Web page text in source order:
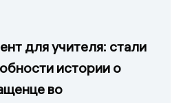
для учителя: стали
истории о
во